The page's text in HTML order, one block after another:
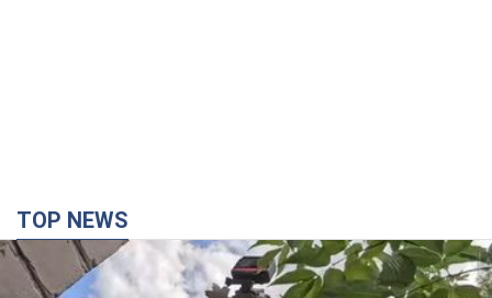
Третий армейский корпус создает для